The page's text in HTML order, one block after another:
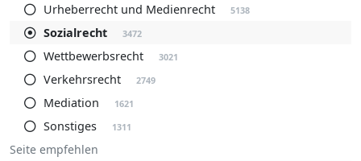
Urheberrecht und Medienrecht 5138
Sozialrecht 3472
Wettbewerbsrecht 3021
Verkehrsrecht 2749
Mediation 1621
Sonstiges 1311
Seite empfehlen